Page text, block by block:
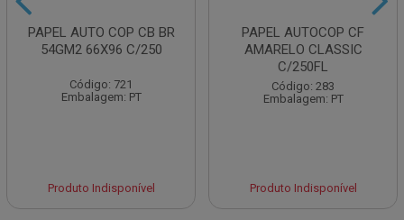
PAPEL AUTO COP CB BR
54GM2 66X96 C/250
Código: 721
Embalagem: PT
Produto Indisponível
PAPEL AUTOCOP CF
AMARELO CLASSIC
C/250FL
Código: 283
Embalagem: PT
Produto Indisponível